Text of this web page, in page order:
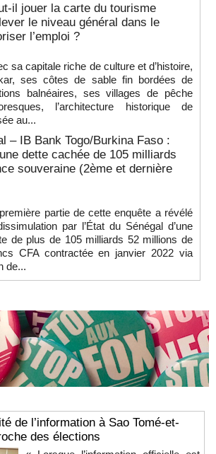
il jouer la carte du tourisme
le niveau général dans le
l’emploi ?
sa capitale riche de culture et d’histoire,
ses côtes de sable fin bordées de
balnéaires, ses villages de pêche
l’architecture historique de
au...
– IB Bank Togo/Burkina Faso :
dette cachée de 105 milliards
souveraine (2ème et dernière
partie de cette enquête a révélé
par l’État du Sénégal d’une
de plus de 105 milliards 52 millions de
CFA contractée en janvier 2022 via
de...
de l’information à Sao Tomé-et-
des élections